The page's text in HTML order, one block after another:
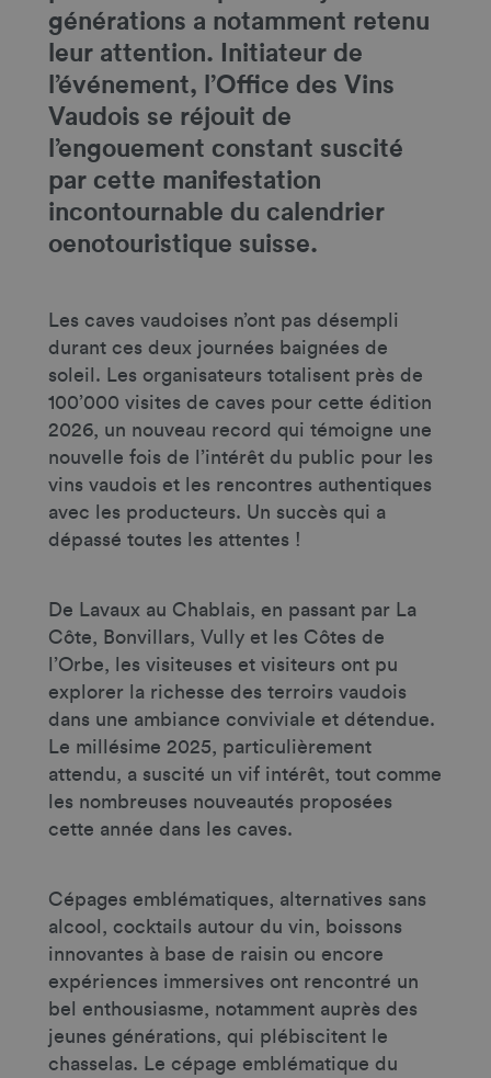
générations a notamment retenu
leur attention. Initiateur de
l’événement, l’Office des Vins
Vaudois se réjouit de
l’engouement constant suscité
par cette manifestation
incontournable du calendrier
oenotouristique suisse.
Les caves vaudoises n’ont pas désempli
durant ces deux journées baignées de
soleil. Les organisateurs totalisent près de
100’000 visites de caves pour cette édition
2026, un nouveau record qui témoigne une
nouvelle fois de l’intérêt du public pour les
vins vaudois et les rencontres authentiques
avec les producteurs. Un succès qui a
dépassé toutes les attentes !
De Lavaux au Chablais, en passant par La
Côte, Bonvillars, Vully et les Côtes de
l’Orbe, les visiteuses et visiteurs ont pu
explorer la richesse des terroirs vaudois
dans une ambiance conviviale et détendue.
Le millésime 2025, particulièrement
attendu, a suscité un vif intérêt, tout comme
les nombreuses nouveautés proposées
cette année dans les caves.
Cépages emblématiques, alternatives sans
alcool, cocktails autour du vin, boissons
innovantes à base de raisin ou encore
expériences immersives ont rencontré un
bel enthousiasme, notamment auprès des
jeunes générations, qui plébiscitent le
chasselas. Le cépage emblématique du